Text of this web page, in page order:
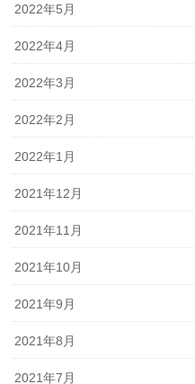
2022年5月
2022年4月
2022年3月
2022年2月
2022年1月
2021年12月
2021年11月
2021年10月
2021年9月
2021年8月
2021年7月